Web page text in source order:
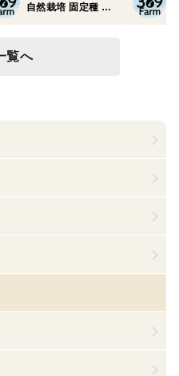
自然栽培 固定種 在来種専門農家Awaji369farm完全農薬不使用 無肥料栽培
覧へ